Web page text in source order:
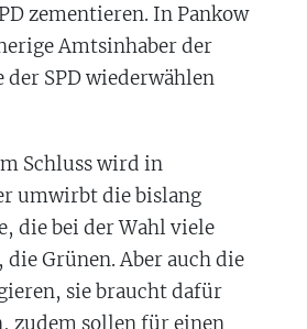
zementieren. In Pankow
Amtsinhaber der
SPD wiederwählen
Schluss wird in
umwirbt die bislang
die bei der Wahl viele
Grünen. Aber auch die
sie braucht dafür
zudem sollen für einen